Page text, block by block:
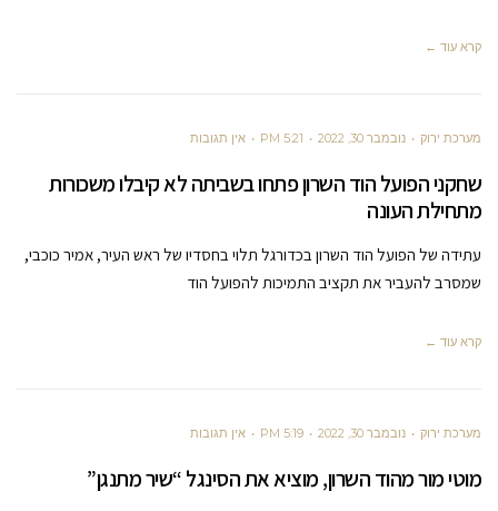
קרא עוד ←
מערכת ירוק נובמבר 30, 2022 5:21 PM אין תגובות
שחקני הפועל הוד השרון פתחו בשביתה לא קיבלו משכורות
מתחילת העונה
עתידה של הפועל הוד השרון בכדורגל תלוי בחסדיו של ראש העיר, אמיר כוכבי,
שמסרב להעביר את תקציב התמיכות להפועל הוד
קרא עוד ←
מערכת ירוק נובמבר 30, 2022 5:19 PM אין תגובות
מוטי מור מהוד השרון, מוציא את הסינגל “שיר מתנגן”